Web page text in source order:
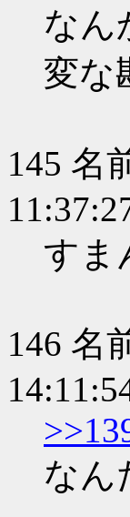
なん
変な
145 名
すま
146 名
なん